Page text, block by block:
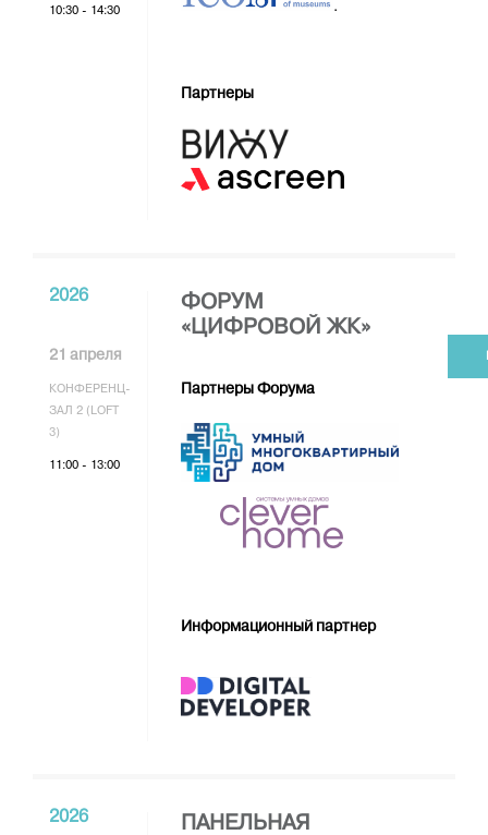
10:30 - 14:30 .
Партнеры
2026
21 апреля
КОНФЕРЕНЦ-
ЗАЛ 2 (LOFT
3)
11:00 - 13:00
ФОРУМ
«ЦИФРОВОЙ ЖК»
Партнеры Форума
Информационный партнер
2026
ПАНЕЛЬНАЯ